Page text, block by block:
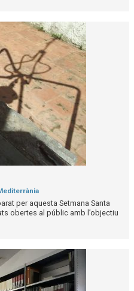
per aquesta Setmana Santa
obertes al públic amb l’objectiu